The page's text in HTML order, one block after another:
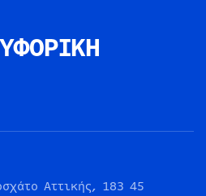
Αττικής, 183 45